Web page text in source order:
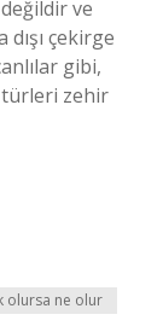
ve
çekirge
gibi,
türleri zehir
olursa ne olur